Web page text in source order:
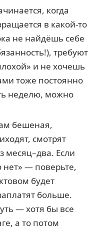
когда
в какой-то
не найдёшь себе
требуют
и не хочешь
тоже постоянно
неделю, можно
бешеная,
смотрят
месяц–два. Если
нет» — поверьте,
будет
больше.
— хотя бы все
а то потом